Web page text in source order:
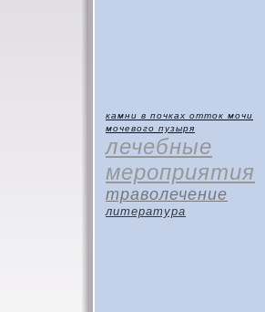
камни в почках отток мочи
мочевого пузыря
лечебные
мероприятия
траволечение
литература